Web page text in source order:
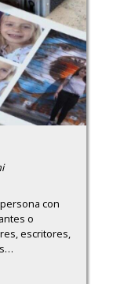
con
o
escritores,
…